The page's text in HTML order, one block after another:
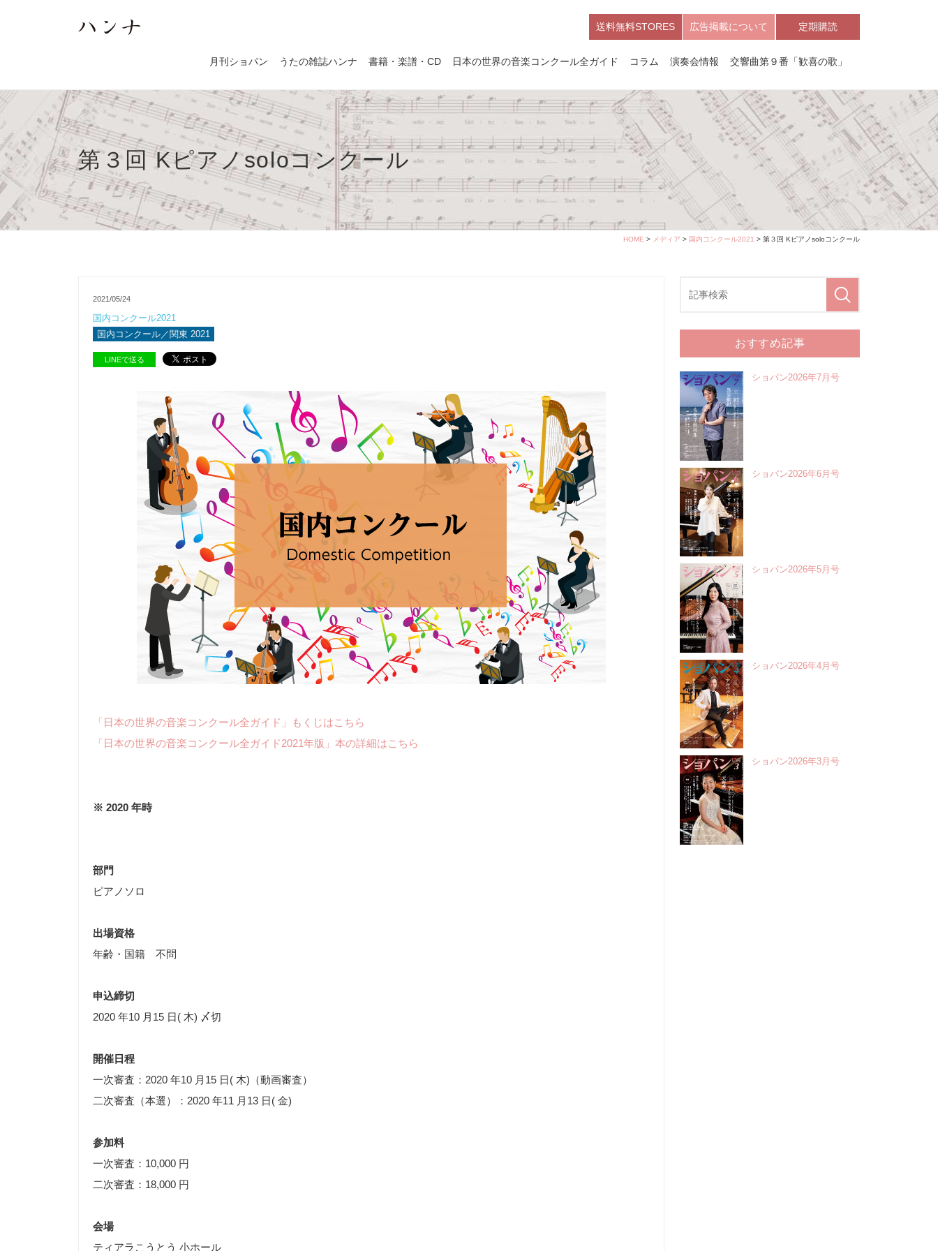
送料無料STORES 広告掲載について 定期購読
月刊ショパン うたの雑誌ハンナ 書籍・楽譜・CD 日本の世界の音楽コンクール全ガイド コラム 演奏会情報 交響曲第９番「歓喜の歌」
第３回 Kピアノsoloコンクール
HOME > メディア > 国内コンクール2021 > 第３回 Kピアノsoloコンクール
2021/05/24
国内コンクール2021
国内コンクール／関東 2021
LINEで送る
「日本の世界の音楽コンクール全ガイド」もくじはこちら
「日本の世界の音楽コンクール全ガイド2021年版」本の詳細はこちら
※ 2020 年時
部門
ピアノソロ
出場資格
年齢・国籍 不問
申込締切
2020 年10 月15 日( 木) 〆切
開催日程
一次審査：2020 年10 月15 日( 木)（動画審査）
二次審査（本選）：2020 年11 月13 日( 金)
参加料
一次審査：10,000 円
二次審査：18,000 円
会場
ティアラこうとう 小ホール
おすすめ記事
ショパン2026年7月号
ショパン2026年6月号
ショパン2026年5月号
ショパン2026年4月号
ショパン2026年3月号